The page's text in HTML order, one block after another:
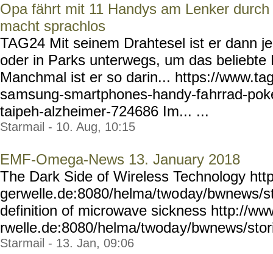
Opa fährt mit 11 Handys am Lenker
macht sprachlos
TAG24 Mit seinem Drahtesel ist er dann
oder in Parks unterwegs, um das
Manchmal ist er so darin... https://
samsung-smartphones-handy-fahrrad-
taipeh-alzheimer-724686 Im... ...
Starmail - 10. Aug, 10:15
EMF-Omega-News 13. January 2018
The Dark Side of Wireless Technology
gerwelle.de:8080/helma/twoday/bwnews/
definition of microwave sickness http://
rwelle.de:8080/helma/twoday/bwnews/
Starmail - 13. Jan, 09:06